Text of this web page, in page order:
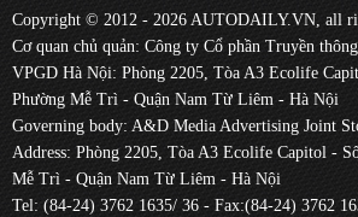
Copyright © 2012 - 2026 AUTODAILY.VN, all
Cơ quan chủ quản: Công ty Cổ phần Truyền
VPGD Hà Nội: Phòng 2205, Tòa A3 Ecolife
Phường Mễ Trì - Quận Nam Từ Liêm - Hà Nội
Governing body: A&D Media Advertising Joint
Address: Phòng 2205, Tòa A3 Ecolife Capitol -
Mễ Trì - Quận Nam Từ Liêm - Hà Nội
Tel: (84-24) 3762 1635/ 36 - Fax:(84-24) 3762